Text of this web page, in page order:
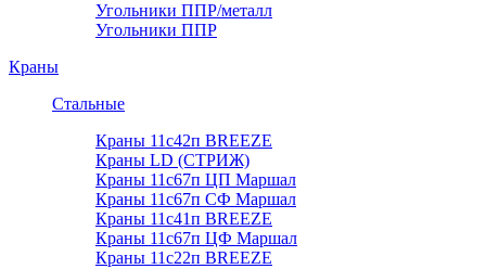
Угольники ППР/металл
Угольники ППР
Краны
Стальные
Краны 11с42п BREEZE
Краны LD (СТРИЖ)
Краны 11с67п ЦП Маршал
Краны 11с67п СФ Маршал
Краны 11с41п BREEZE
Краны 11с67п ЦФ Маршал
Краны 11с22п BREEZE